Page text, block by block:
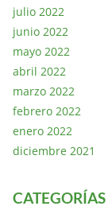
julio 2022
junio 2022
mayo 2022
abril 2022
marzo 2022
febrero 2022
enero 2022
diciembre 2021
CATEGORÍAS